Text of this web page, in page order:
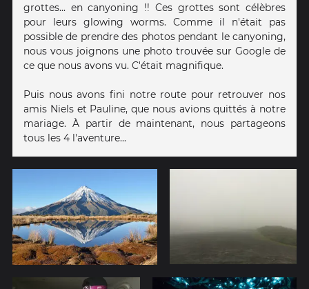
grottes... en canyoning !! Ces grottes sont célèbres
pour leurs glowing worms. Comme il n'était pas
possible de prendre des photos pendant le canyoning,
nous vous joignons une photo trouvée sur Google de
ce que nous avons vu. C'était magnifique.
Puis nous avons fini notre route pour retrouver nos
amis Niels et Pauline, que nous avions quittés à notre
mariage. À partir de maintenant, nous partageons
tous les 4 l'aventure...